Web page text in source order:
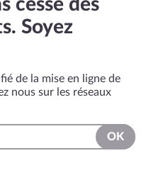
cesse des
Soyez
de la mise en ligne de
nous sur les réseaux
OK